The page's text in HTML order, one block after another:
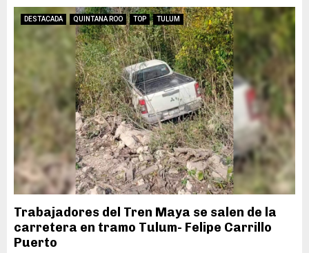
DESTACADA QUINTANA ROO TOP TULUM
Trabajadores del Tren Maya se salen de la
carretera en tramo Tulum- Felipe Carrillo
Puerto